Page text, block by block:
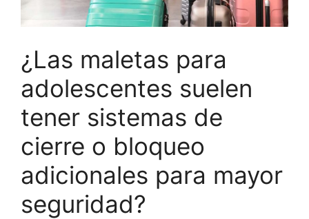
¿Las maletas para
adolescentes suelen
tener sistemas de
cierre o bloqueo
adicionales para mayor
seguridad?